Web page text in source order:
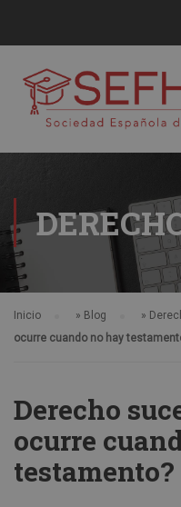
Inicio » Blog »
ocurre cuando no hay
Derecho
ocurre
testamento?